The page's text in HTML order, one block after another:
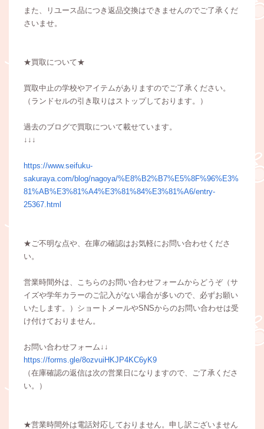
また、リユース品につき返品交換はできませんのでご了承くだ
さいませ。
★買取について★
買取中止の学校やアイテムがありますのでご了承ください。
（ランドセルの引き取りはストップしております。）
過去のブログで買取について載せています。
↓↓↓
https://www.seifuku-
sakuraya.com/blog/nagoya/%E8%B2%B7%E5%8F%96%E3%
81%AB%E3%81%A4%E3%81%84%E3%81%A6/entry-
25367.html
★ご不明な点や、在庫の確認はお気軽にお問い合わせくださ
い。
営業時間外は、こちらのお問い合わせフォームからどうぞ（サ
イズや学年カラーのご記入がない場合が多いので、必ずお願い
いたします。）ショートメールやSNSからのお問い合わせは受
け付けておりません。
お問い合わせフォーム↓↓
https://forms.gle/8ozvuiHKJP4KC6yK9
（在庫確認の返信は次の営業日になりますので、ご了承くださ
い。）
★営業時間外は電話対応しておりません。申し訳ございません